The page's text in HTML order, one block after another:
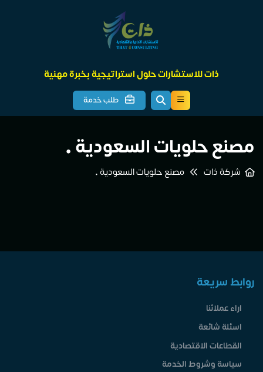
ذات للاستشارات حلول استراتيجية بخبرة مهنية
طلب خدمة
مصنع حلويات السعودية •
شركة ذات مصنع حلويات السعودية •
روابط سريعة
اراء عملائنا
اسئلة شائعة
القطاعات الاقتصادية
سياسة وشروط الخدمة